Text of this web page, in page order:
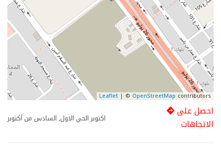
Leaflet | © OpenStreetMap contributors
اكتوبر الحي الاول, السادس من أكتوبر
احصل على
الاتجاهات